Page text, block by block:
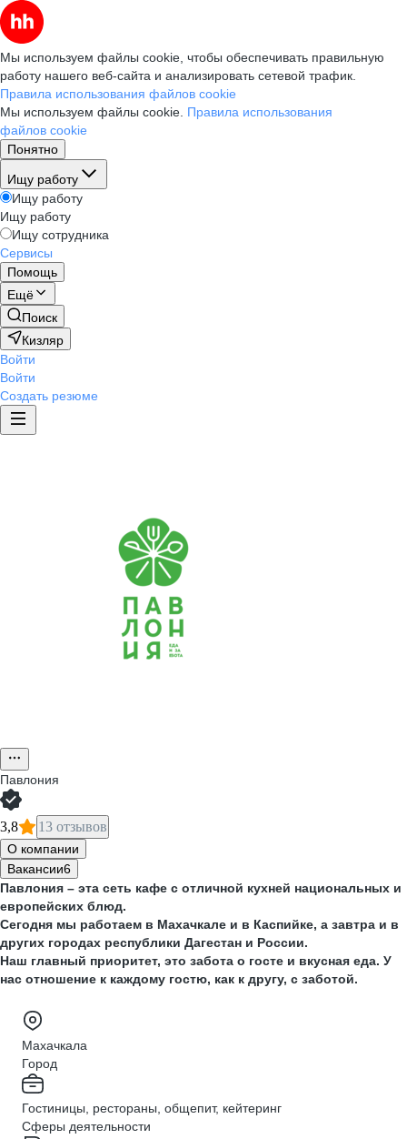
Мы используем файлы cookie, чтобы обеспечивать правильную
работу нашего веб-сайта и анализировать сетевой трафик.
Правила использования файлов cookie
Мы используем файлы cookie. Правила использования
файлов cookie
Понятно
Ищу работу
Ищу работу
Ищу работу
Ищу сотрудника
Сервисы
Помощь
Ещё
Поиск
Кизляр
Войти
Войти
Создать резюме
Павлония
3,8 13 отзывов
О компании
Вакансии6
Павлония – эта сеть кафе с отличной кухней национальных и
европейских блюд.
Сегодня мы работаем в Махачкале и в Каспийке, а завтра и в
других городах республики Дагестан и России.
Наш главный приоритет, это забота о госте и вкусная еда. У
нас отношение к каждому гостю, как к другу, с заботой.
Махачкала
Город
Гостиницы, рестораны, общепит, кейтеринг
Сферы деятельности